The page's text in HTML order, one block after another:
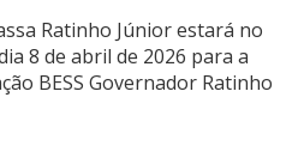
Ratinho Júnior estará no
8 de abril de 2026 para a
BESS Governador Ratinho